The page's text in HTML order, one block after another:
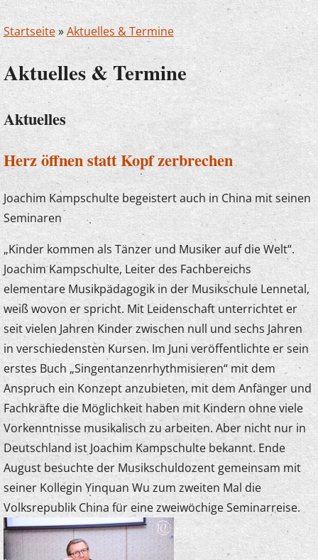
Startseite»Aktuelles & Termine
Aktuelles & Termine
Aktuelles
Herz öffnen statt Kopf zerbrechen
Joachim Kampschulte begeistert auch in China mit seinen
Seminaren
„Kinder kommen als Tänzer und Musiker auf die Welt“.
Joachim Kampschulte, Leiter des Fachbereichs
elementare Musikpädagogik in der Musikschule Lennetal,
weiß wovon er spricht. Mit Leidenschaft unterrichtet er
seit vielen Jahren Kinder zwischen null und sechs Jahren
in verschiedensten Kursen. Im Juni veröffentlichte er sein
erstes Buch „Singentanzenrhythmisieren“ mit dem
Anspruch ein Konzept anzubieten, mit dem Anfänger und
Fachkräfte die Möglichkeit haben mit Kindern ohne viele
Vorkenntnisse musikalisch zu arbeiten. Aber nicht nur in
Deutschland ist Joachim Kampschulte bekannt. Ende
August besuchte der Musikschuldozent gemeinsam mit
seiner Kollegin Yinquan Wu zum zweiten Mal die
Volksrepublik China für eine zweiwöchige Seminarreise.